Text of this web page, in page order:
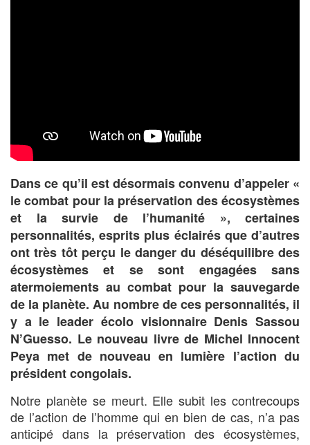
Dans ce qu’il est désormais convenu d’appeler «
le combat pour la préservation des écosystèmes
et la survie de l’humanité », certaines
personnalités, esprits plus éclairés que d’autres
ont très tôt perçu le danger du déséquilibre des
écosystèmes et se sont engagées sans
atermoiements au combat pour la sauvegarde
de la planète. Au nombre de ces personnalités, il
y a le leader écolo visionnaire Denis Sassou
N’Guesso. Le nouveau livre de Michel Innocent
Peya met de nouveau en lumière l’action du
président congolais.
Notre planète se meurt. Elle subit les contrecoups
de l’action de l’homme qui en bien de cas, n’a pas
anticipé dans la préservation des écosystèmes,